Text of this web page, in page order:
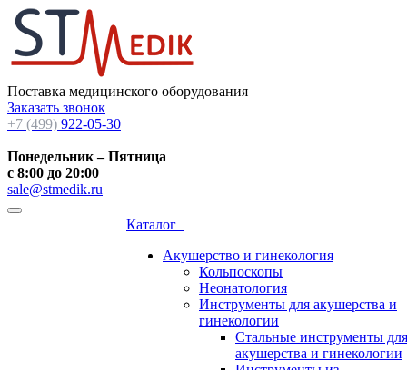
Поставка медицинского оборудования
Заказать звонок
+7 (499) 922-05-30
Понедельник – Пятница
с 8:00 до 20:00
sale@stmedik.ru
Каталог
Акушерство и гинекология
Кольпоскопы
Неонатология
Инструменты для акушерства и
гинекологии
Стальные инструменты для
акушерства и гинекологии